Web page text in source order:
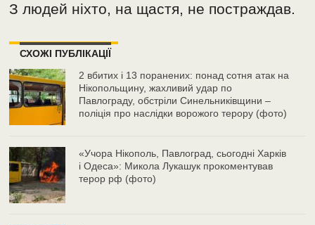
З людей ніхто, на щастя, не постраждав.
СХОЖІ ПУБЛІКАЦІЇ
2 вбитих і 13 поранених: понад сотня атак на
Нікопольщину, жахливий удар по
Павлограду, обстріли Синельниківщини –
поліція про наслідки ворожого терору (фото)
«Учора Нікополь, Павлоград, сьогодні Харків
і Одеса»: Микола Лукашук прокоментував
терор рф (фото)